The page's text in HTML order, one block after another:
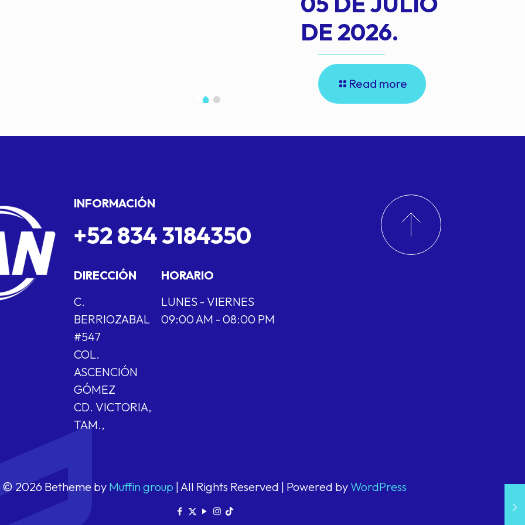
DE 2026.
Read more
INFORMACIÓN
+52 834 3184350
DIRECCIÓN
C.
BERRIOZABAL
#547
COL.
ASCENCIÓN
GÓMEZ
CD. VICTORIA,
TAM.,
HORARIO
LUNES - VIERNES
09:00 AM - 08:00 PM
© 2026 Betheme by Muffin group | All Rights Reserved | Powered by WordPress